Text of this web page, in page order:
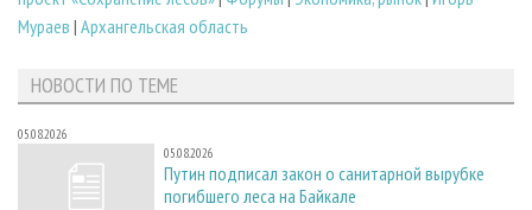
Мураев | Архангельская область
НОВОСТИ ПО ТЕМЕ
05.08.2026
05.08.2026
Путин подписал закон о санитарной вырубке
погибшего леса на Байкале